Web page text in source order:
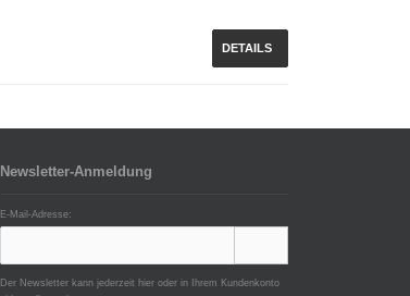
DETAILS
Newsletter-Anmeldung
E-Mail-Adresse:
Der Newsletter kann jederzeit hier oder in Ihrem Kundenkonto